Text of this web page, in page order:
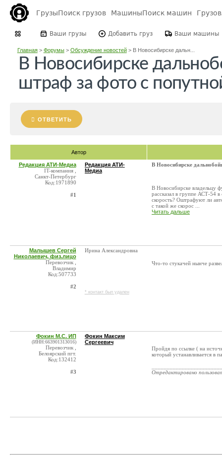
ГрузыПоиск грузов МашиныПоиск машин
Ваши грузы Добавить груз Ваши машины
Главная> Форумы> Обсуждение новостей> В Новосибирске дальн...
В Новосибирске
штраф за фото с
ОТВЕТИТЬ
Автор
Редакция АТИ-Медиа
IT-компания ,
Санкт-Петербург
Код:1971890
#1
Редакция АТИ-
Медиа
В Новосибирске
В Новосибирске владельцу
рассказал в группе АСТ-54 в
скорость? Оштрафуют ли
с такой же скорос ...
Читать дальше
Малышев Сергей
Николаевич, физ.лицо
Перевозчик ,
Владимир
Код:507733
#2
Ирина Александровна
* контакт был удален
Что-то стукачей нынче
Фокин М.С. ИП
(ИНН:663901313016)
Перевозчик ,
Белоярский пгт.
Код:132412
#3
Фокин Максим
Сергеевич
Пройдя по ссылке ( на
который устанавливается в
Отредактировано